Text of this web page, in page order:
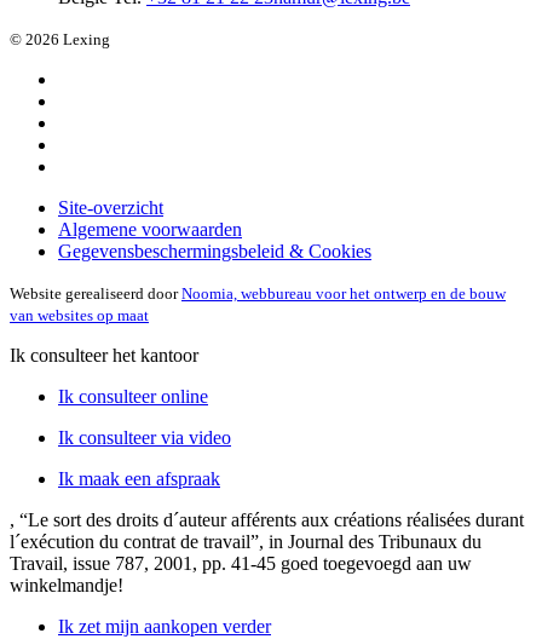
© 2026 Lexing
Site-overzicht
Algemene voorwaarden
Gegevensbeschermingsbeleid & Cookies
Website gerealiseerd doorNoomia, webbureau voor het ontwerp en de bouw
van websites op maat
Ik consulteer het kantoor
Ik consulteer online
Ik consulteer via video
Ik maak een afspraak
, “Le sort des droits d´auteur afférents aux créations réalisées durant
l´exécution du contrat de travail”, in Journal des Tribunaux du
Travail, issue 787, 2001, pp. 41-45 goed toegevoegd aan uw
winkelmandje!
Ik zet mijn aankopen verder